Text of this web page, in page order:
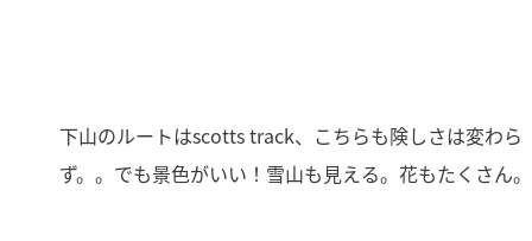
下山のルートはscotts track、こちらも険しさは変わら
ず。。でも景色がいい！雪山も見える。花もたくさん。